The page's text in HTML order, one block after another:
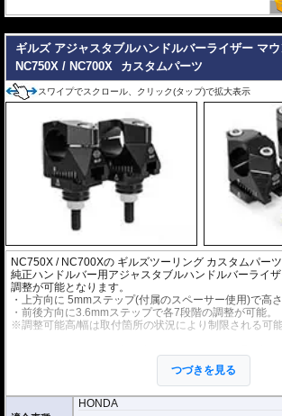
ギルズ アジャスタブルハンドルバーライザー マ
NC750X / NC700X
カスタムパーツ
スワイプでスクロール、クリック(タップ)で拡大表示
NC750X / NC700Xの ギルズツーリング カスタムパーツ
純正ハンドルバー用アジャスタブルハンドルバーライ
調整が可能となります。
・上方向に 5mmステップ(付属のスペーサー使用)で高
・前後方向に3.6mmステップで各7段階の調整が可能。
※調整可能高/幅は取付箇所の状況により制限される可
オプション : ハンドルバークランプスペーサー
品番(2DGTRED01KIT)：クランプ部の直径が22.2mm
つづきを見る
HONDA